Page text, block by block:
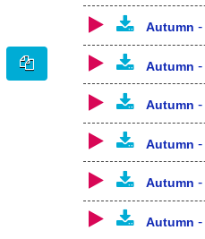
Autumn -
Autumn -
Autumn -
Autumn -
Autumn -
Autumn -